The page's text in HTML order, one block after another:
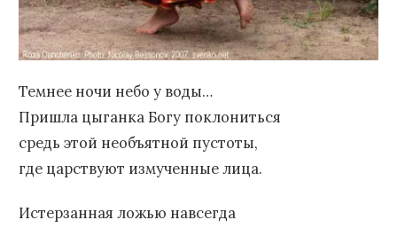
Темнее ночи небо у воды…
Пришла цыганка Богу поклониться
средь этой необъятной пустоты,
где царствуют измученные лица.
Истерзанная ложью навсегда